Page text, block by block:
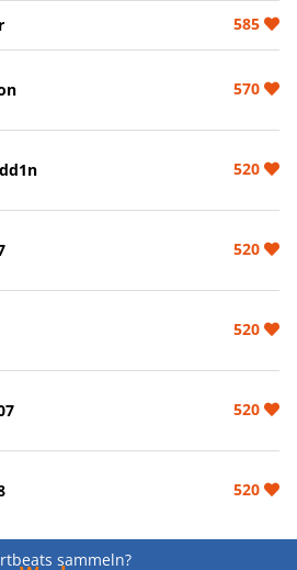
585
570
520
520
520
520
520
sammeln?